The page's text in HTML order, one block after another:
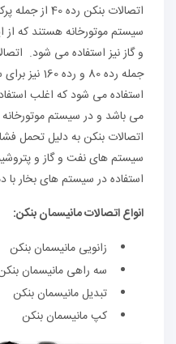
اتصالات بنکن
سیستم موتورخانه هستند که
و گاز نیز استفاده می شود.
جمله رده 80
استفاده می شود که اغلب
می باشد و در سیستم موتورخانه
اتصالات بنکن به دلیل تحمل
سیستم های نفت و گاز و
استفاده در سیستم های بخار با
انواع اتصالات مانیسمان بنکن:
زانویی مانیسمان بنکن
سه راهی مانیسمان
تبدیل مانیسمان بنکن
کپ مانیسمان بنکن